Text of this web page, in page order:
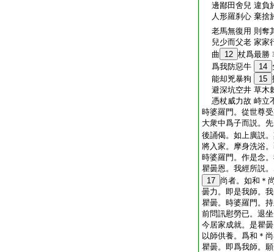
邊鄙田舍兒 違負
人形羅刹心 棄捨
老馬無復用 則奪
兒少而父老 家家
曲
12 杖爲最勝
爲我防惡牛
14
能却兇暴狗
15
避深坑空井 草木
憑杖威力故 峙立
時婆羅門。從世尊
大衆中爲子而説。
後誦偈。如上廣説
將入家。摩身洗浴
時婆羅門。作是念
瞿曇恩。我經所説
17 尚者。如和＊
曇力。即是我師。
瞿曇。時婆羅門。
前問訊慰勞已。退
今居家成就。是瞿
以師供養。爲和＊
瞿曇。即爲我師。